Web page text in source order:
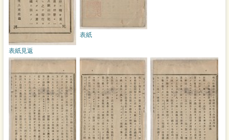
表紙
表紙見返